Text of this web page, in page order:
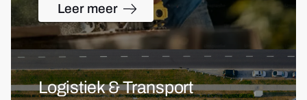
Leer meer
Logistiek & Transport